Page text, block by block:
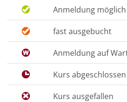
Anmeldung möglich
fast ausgebucht
Anmeldung auf
Kurs abgeschlossen
Kurs ausgefallen